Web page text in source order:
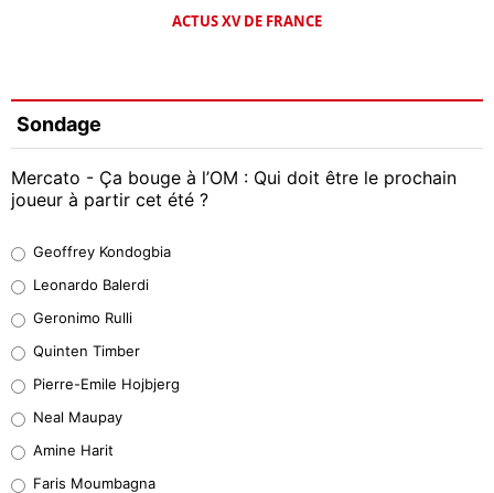
ACTUS XV DE FRANCE
Sondage
Mercato - Ça bouge à l’OM : Qui doit être le prochain
joueur à partir cet été ?
38%
32%
5%
1%
Geoffrey Kondogbia
Leonardo Balerdi
Geronimo Rulli
Quinten Timber
Pierre-Emile Hojbjerg
Neal Maupay
Amine Harit
Faris Moumbagna